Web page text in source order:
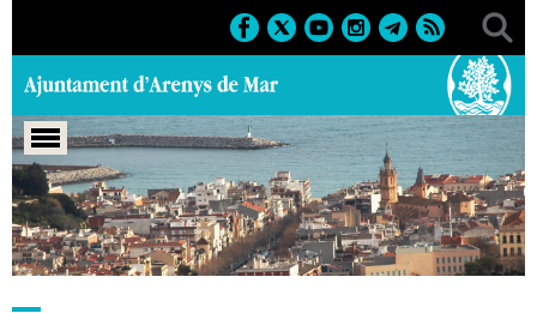
Portada > Regidories > Cultura > Agenda > 24-01-2006